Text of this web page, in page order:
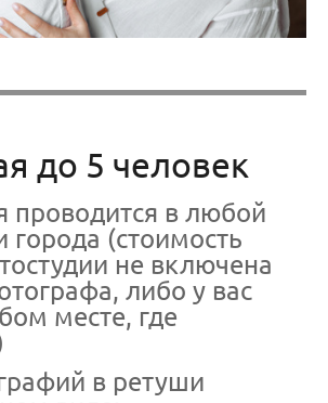
до 5 человек
проводится в любой
города (стоимость
не включена
либо у вас
месте, где
в ретуши